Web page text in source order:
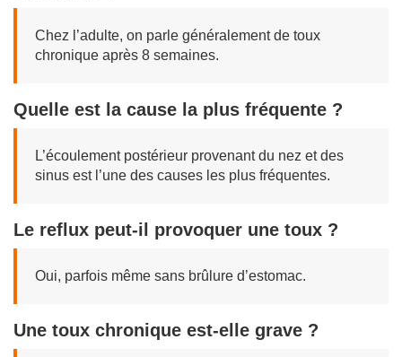
Chez l’adulte, on parle généralement de toux
chronique après 8 semaines.
Quelle est la cause la plus fréquente ?
L’écoulement postérieur provenant du nez et des
sinus est l’une des causes les plus fréquentes.
Le reflux peut-il provoquer une toux ?
Oui, parfois même sans brûlure d’estomac.
Une toux chronique est-elle grave ?